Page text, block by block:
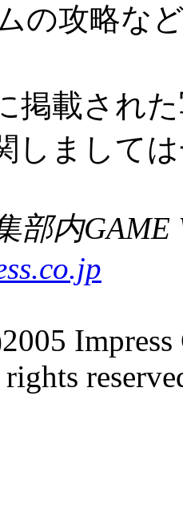
の攻略な
掲載され
しまして
部内GAME